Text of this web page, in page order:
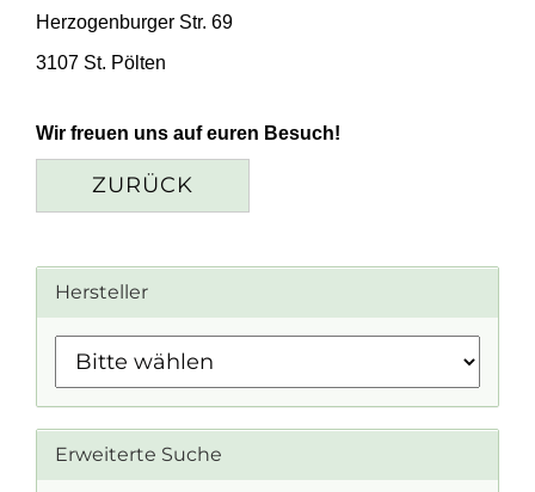
Herzogenburger Str. 69
3107 St. Pölten
Wir freuen uns auf euren Besuch!
ZURÜCK
Hersteller
Erweiterte Suche